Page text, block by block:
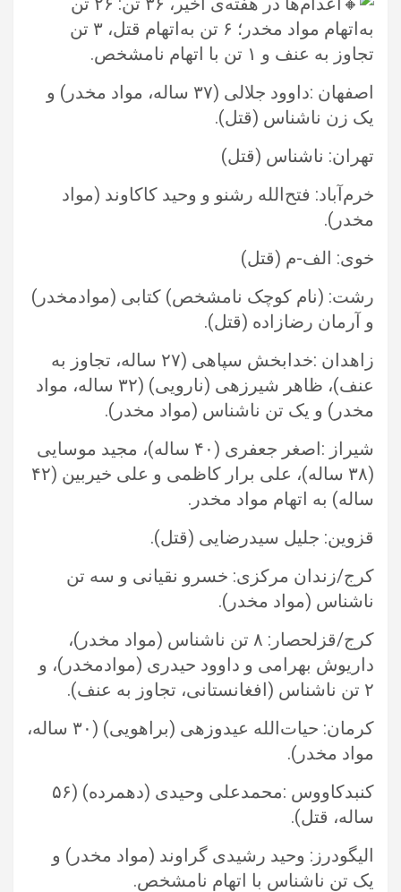
به‌اتهام مواد مخدر؛ ۶ تن به‌اتهام قتل، ۳ تن
تجاوز به عنف و ۱ تن با اتهام نامشخص.‏
اصفهان :داوود جلالی (۳۷ ساله، مواد مخدر) و
یک زن ناشناس (قتل).‏
تهران: ناشناس (قتل)‏
خرم‌آباد: فتح‌الله رشنو و وحید کاکاوند (مواد
مخدر).‏
خوی: الف-م (قتل)‏
رشت: (نام کوچک نامشخص) کتابی (موادمخدر)
و آرمان رضازاده (قتل).‏
زاهدان :خدابخش سپاهی (۲۷ ساله، تجاوز به
عنف)، ظاهر شیرزهی (نارویی) (۳۲ ساله، مواد
مخدر) و یک تن ناشناس (مواد مخدر).‏
شیراز :اصغر جعفری (۴۰ ساله)، مجید موسایی
(۳۸ ساله)، علی برار کاظمی و علی خیربین (۴۲
ساله) به اتهام مواد مخدر.‏
قزوین: جلیل سیدرضایی (قتل).‏
کرج/زندان مرکزی: خسرو نقیانی و سه تن
ناشناس (مواد مخدر).‏
کرج/قزلحصار: ۸ تن ناشناس (مواد مخدر)،
داریوش بهرامی و داوود حیدری (موادمخدر)، و
۲ تن ناشناس (افغانستانی، تجاوز به عنف).‏
کرمان: حیات‌الله عیدوزهی (براهویی) (۳۰ ساله،
مواد مخدر).‏
کنبدکاووس :محمدعلی وحیدی (دهمرده) (۵۶
ساله، قتل).‏
الیگودرز: وحید رشیدی گراوند (مواد مخدر) و
یک تن ناشناس با اتهام نامشخص.‏